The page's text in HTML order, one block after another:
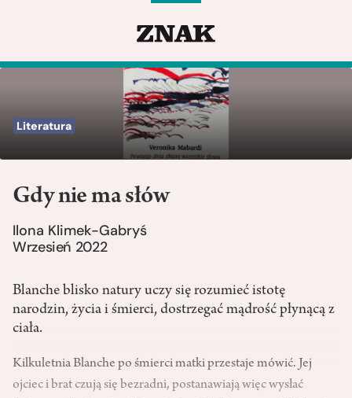
Literatura
Gdy nie ma słów
Ilona Klimek-Gabryś
Wrzesień 2022
Blanche blisko natury uczy się rozumieć istotę
narodzin, życia i śmierci, dostrzegać mądrość płynącą z
ciała.
Kilkuletnia Blanche po śmierci matki przestaje mówić. Jej
ojciec i brat czują się bezradni, postanawiają więc wysłać